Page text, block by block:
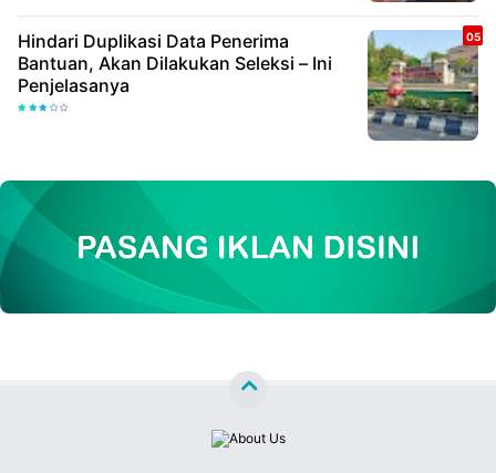
Hindari Duplikasi Data Penerima
Bantuan, Akan Dilakukan Seleksi – Ini
Penjelasanya